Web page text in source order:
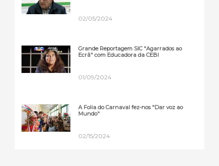
02/05/2024
Grande Reportagem SIC "Agarrados ao
Ecrã" com Educadora da CEBI
01/09/2024
A Folia do Carnaval fez-nos "Dar voz ao
Mundo"
02/15/2024